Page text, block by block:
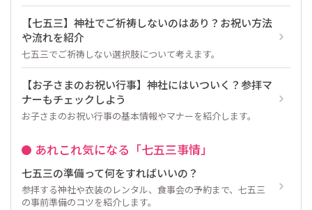
【七五三】神社でご祈祷しないのはあり？お祝い方法
や流れを紹介
七五三でご祈祷しない選択肢について考えます。
【お子さまのお祝い行事】神社にはいついく？参拝マ
ナーもチェックしよう
お子さまのお祝い行事の基本情報やマナーを紹介します。
あれこれ気になる「七五三事情」
七五三の準備って何をすればいいの？
参拝する神社や衣装のレンタル、食事会の予約まで、七五三
の事前準備のコツを紹介します。